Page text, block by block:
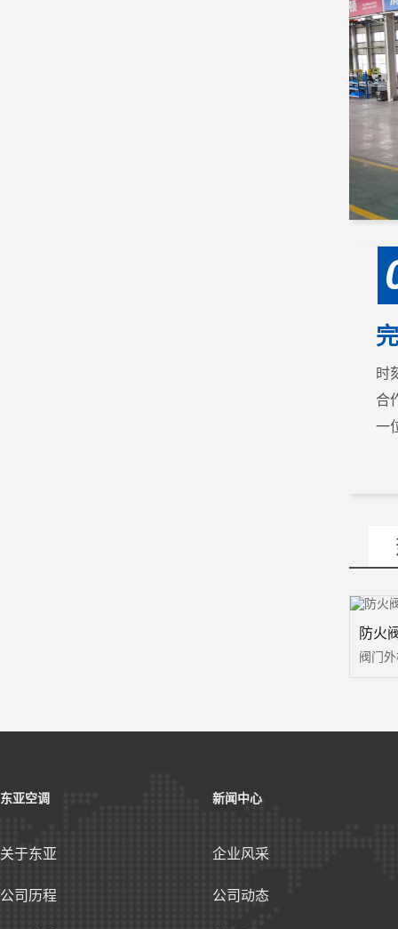
时
合
一
防火
东亚空调
关于东亚
公司历程
新闻中心
企业风采
公司动态